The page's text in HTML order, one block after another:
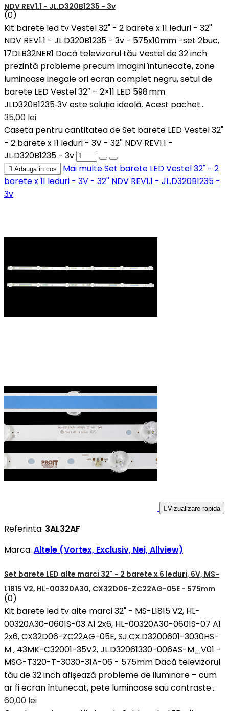
NDV REV1.1 - JL.D320B1235 - 3v
(0)
Kit barete led tv Vestel 32" - 2 barete x 11 leduri - 32''
NDV REV1.1 - JL.D320B1235 - 3v - 575x10mm -set 2buc,
17DLB32NER1 Dacă televizorul tău Vestel de 32 inch
prezintă probleme precum imagini întunecate, zone
luminoase inegale ori ecran complet negru, setul de
barete LED Vestel 32″ – 2×11 LED 598 mm
JLD320B1235‑3V este soluția ideală. Acest pachet...
35,00 lei
Caseta pentru cantitatea de Set barete LED Vestel 32"
- 2 barete x 11 leduri - 3V - 32'' NDV REV1.1 -
JL.D320B1235 - 3v
 Adauga in cos Mai multeSet barete LED Vestel 32" - 2
barete x 11 leduri - 3V - 32'' NDV REV1.1 - JL.D320B1235 -
3v
Vizualizare rapida
Referinta: 3AL32AF
Marca: Altele (Vortex, Exclusiv, Nei, Allview)
Set barete LED alte marci 32" - 2 barete x 6 leduri, 6V, MS-
L1815 V2, HL-00320A30, CX32D06-ZC22AG-05E - 575mm
(0)
Kit barete led tv alte marci 32" - MS-L1815 V2, HL-
00320A30-0601S-03 A1 2x6, HL-00320A30-0601S-07 A1
2x6, CX32D06-ZC22AG-05E, SJ.CX.D3200601-3030HS-
M , 43MK-C32001-35V2, JL.D32061330-006AS-M_V01 -
MSG-T320-T-3030-31A-06 - 575mm Dacă televizorul
tău de 32 inch afișează probleme de iluminare – cum
ar fi ecran întunecat, pete luminoase sau contraste...
60,00 lei